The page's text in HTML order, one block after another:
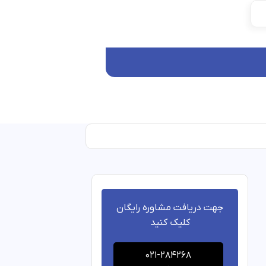
جهت دریافت مشاوره رایگان
کلیک کنید
021-284268